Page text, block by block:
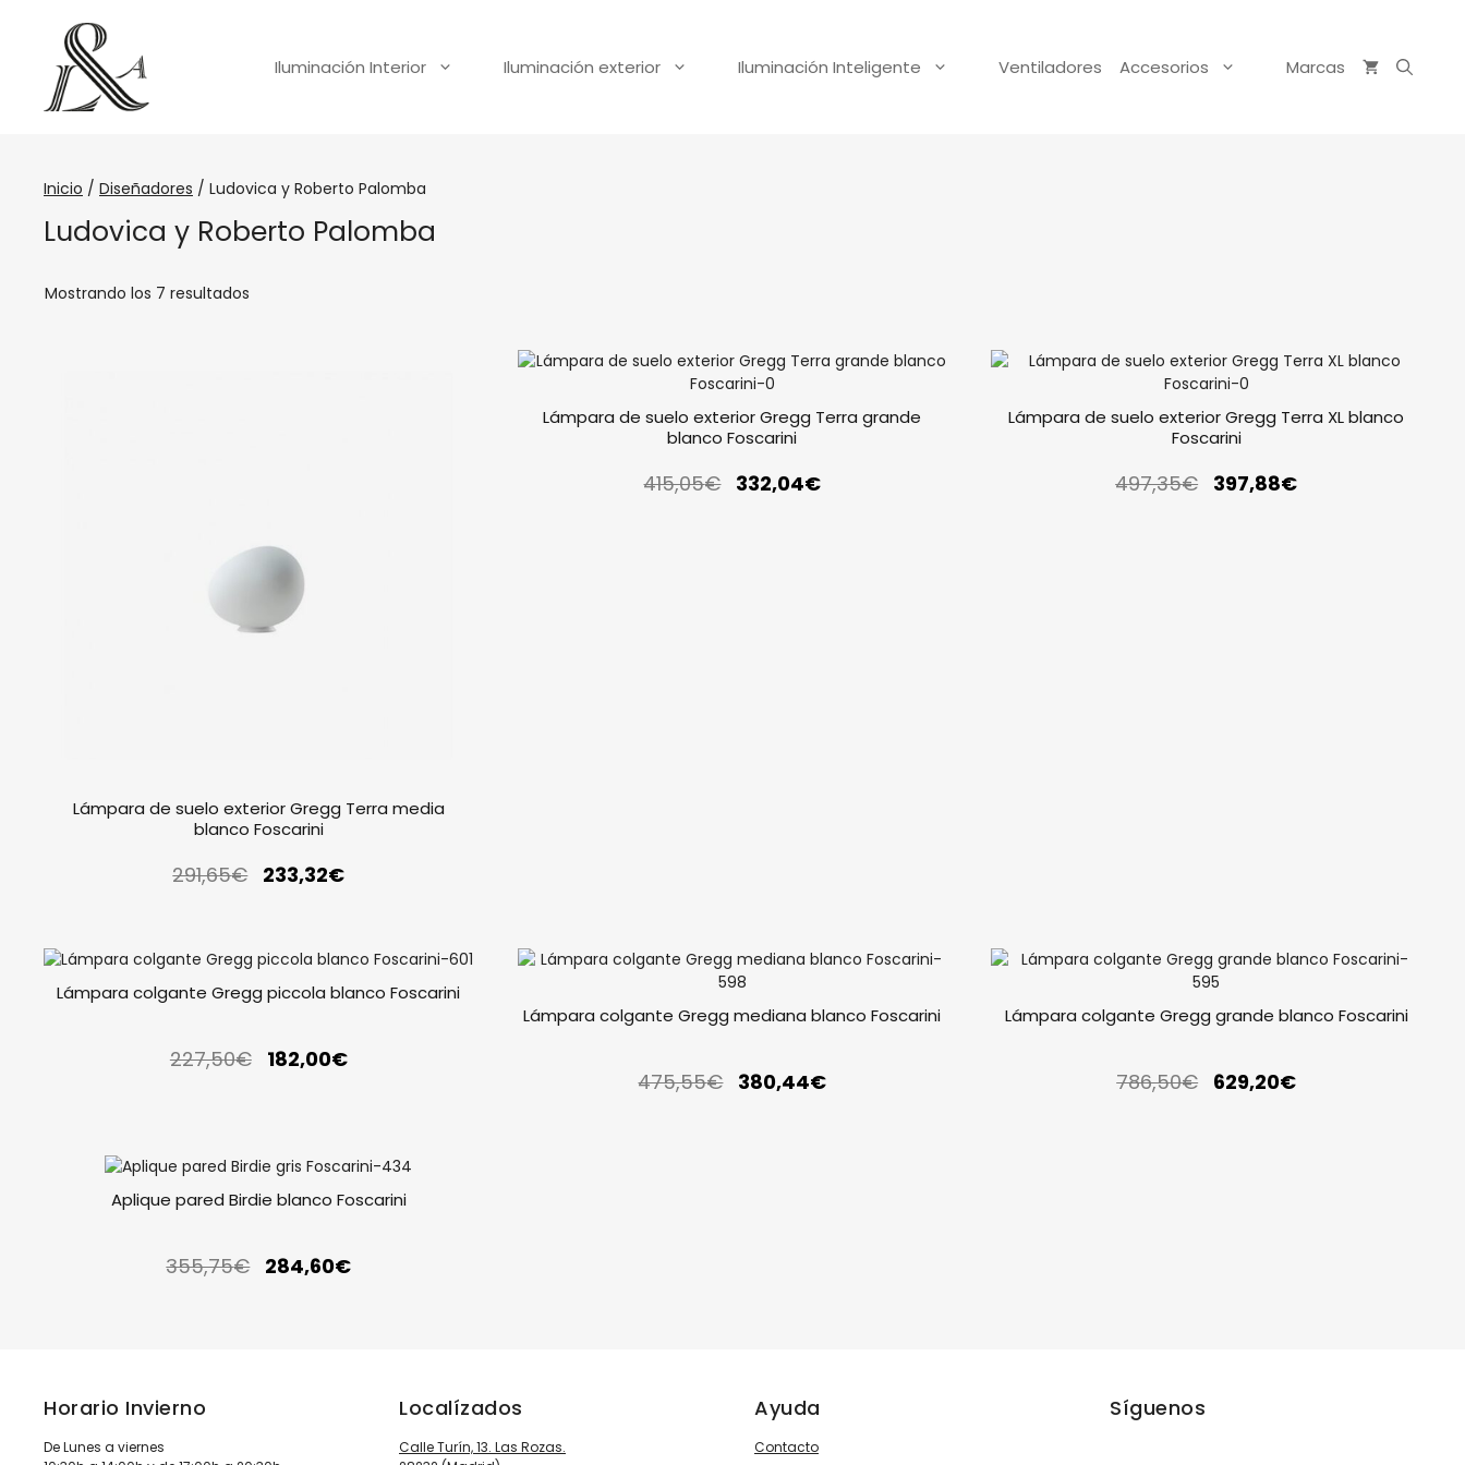
Iluminación Interior Iluminación exterior Iluminación Inteligente Ventiladores Accesorios Marcas
Inicio / Diseñadores / Ludovica y Roberto Palomba
Ludovica y Roberto Palomba
Mostrando los 7 resultados
Lámpara de suelo exterior Gregg Terra media
blanco Foscarini
291,65€ 233,32€
Lámpara de suelo exterior Gregg Terra grande
blanco Foscarini
415,05€ 332,04€
Lámpara de suelo exterior Gregg Terra XL blanco
Foscarini
497,35€ 397,88€
Lámpara colgante Gregg piccola blanco Foscarini
227,50€ 182,00€
Lámpara colgante Gregg mediana blanco Foscarini
475,55€ 380,44€
Lámpara colgante Gregg grande blanco Foscarini
786,50€ 629,20€
Aplique pared Birdie blanco Foscarini
355,75€ 284,60€
Horario Invierno
De Lunes a viernes
Localízados
Calle Turín, 13. Las Rozas.
Ayuda
Contacto
Síguenos